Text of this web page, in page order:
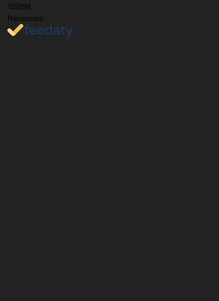
129292
Recensioni